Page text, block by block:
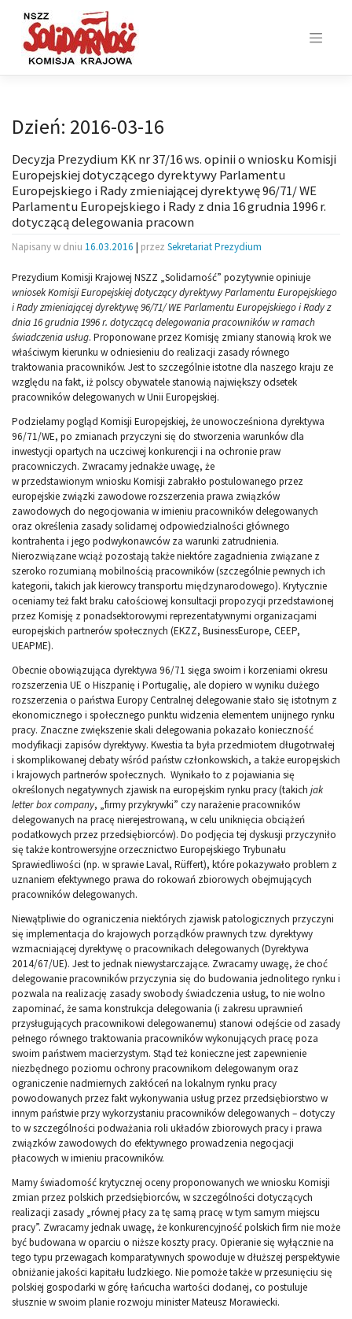
content
Dzień: 2016-03-16
Decyzja Prezydium KK nr 37/16 ws. opinii o wniosku Komisji
Europejskiej dotyczącego dyrektywy Parlamentu
Europejskiego i Rady zmieniającej dyrektywę 96/71/ WE
Parlamentu Europejskiego i Rady z dnia 16 grudnia 1996 r.
dotyczącą delegowania pracown
Napisany w dniu 16.03.2016 | przez Sekretariat Prezydium
Prezydium Komisji Krajowej NSZZ „Solidarność” pozytywnie opiniuje
wniosek Komisji Europejskiej dotyczący dyrektywy Parlamentu Europejskiego
i Rady zmieniającej dyrektywę 96/71/ WE Parlamentu Europejskiego i Rady z
dnia 16 grudnia 1996 r. dotyczącą delegowania pracowników w ramach
świadczenia usług. Proponowane przez Komisję zmiany stanowią krok we
właściwym kierunku w odniesieniu do realizacji zasady równego
traktowania pracowników. Jest to szczególnie istotne dla naszego kraju ze
względu na fakt, iż polscy obywatele stanowią największy odsetek
pracowników delegowanych w Unii Europejskiej.
Podzielamy pogląd Komisji Europejskiej, że unowocześniona dyrektywa
96/71/WE, po zmianach przyczyni się do stworzenia warunków dla
inwestycji opartych na uczciwej konkurencji i na ochronie praw
pracowniczych. Zwracamy jednakże uwagę, że
w przedstawionym wniosku Komisji zabrakło postulowanego przez
europejskie związki zawodowe rozszerzenia prawa związków
zawodowych do negocjowania w imieniu pracowników delegowanych
oraz określenia zasady solidarnej odpowiedzialności głównego
kontrahenta i jego podwykonawców za warunki zatrudnienia.
Nierozwiązane wciąż pozostają także niektóre zagadnienia związane z
szeroko rozumianą mobilnością pracowników (szczególnie pewnych ich
kategorii, takich jak kierowcy transportu międzynarodowego). Krytycznie
oceniamy też fakt braku całościowej konsultacji propozycji przedstawionej
przez Komisję z ponadsektorowymi reprezentatywnymi organizacjami
europejskich partnerów społecznych (EKZZ, BusinessEurope, CEEP,
UEAPME).
Obecnie obowiązująca dyrektywa 96/71 sięga swoim i korzeniami okresu
rozszerzenia UE o Hiszpanię i Portugalię, ale dopiero w wyniku dużego
rozszerzenia o państwa Europy Centralnej delegowanie stało się istotnym z
ekonomicznego i społecznego punktu widzenia elementem unijnego rynku
pracy. Znaczne zwiększenie skali delegowania pokazało konieczność
modyfikacji zapisów dyrektywy. Kwestia ta była przedmiotem długotrwałej
i skomplikowanej debaty wśród państw członkowskich, a także europejskich
i krajowych partnerów społecznych. Wynikało to z pojawiania się
określonych negatywnych zjawisk na europejskim rynku pracy (takich jak
letter box company, „firmy przykrywki” czy narażenie pracowników
delegowanych na pracę nierejestrowaną, w celu uniknięcia obciążeń
podatkowych przez przedsiębiorców). Do podjęcia tej dyskusji przyczyniło
się także kontrowersyjne orzecznictwo Europejskiego Trybunału
Sprawiedliwości (np. w sprawie Laval, Rüffert), które pokazywało problem z
uznaniem efektywnego prawa do rokowań zbiorowych obejmujących
pracowników delegowanych.
Niewątpliwie do ograniczenia niektórych zjawisk patologicznych przyczyni
się implementacja do krajowych porządków prawnych tzw. dyrektywy
wzmacniającej dyrektywę o pracownikach delegowanych (Dyrektywa
2014/67/UE). Jest to jednak niewystarczające. Zwracamy uwagę, że choć
delegowanie pracowników przyczynia się do budowania jednolitego rynku i
pozwala na realizację zasady swobody świadczenia usług, to nie wolno
zapominać, że sama konstrukcja delegowania (i zakresu uprawnień
przysługujących pracownikowi delegowanemu) stanowi odejście od zasady
pełnego równego traktowania pracowników wykonujących pracę poza
swoim państwem macierzystym. Stąd też konieczne jest zapewnienie
niezbędnego poziomu ochrony pracownikom delegowanym oraz
ograniczenie nadmiernych zakłóceń na lokalnym rynku pracy
powodowanych przez fakt wykonywania usług przez przedsiębiorstwo w
innym państwie przy wykorzystaniu pracowników delegowanych – dotyczy
to w szczególności podważania roli układów zbiorowych pracy i prawa
związków zawodowych do efektywnego prowadzenia negocjacji
płacowych w imieniu pracowników.
Mamy świadomość krytycznej oceny proponowanych we wniosku Komisji
zmian przez polskich przedsiębiorców, w szczególności dotyczących
realizacji zasady „równej płacy za tę samą pracę w tym samym miejscu
pracy”. Zwracamy jednak uwagę, że konkurencyjność polskich firm nie może
być budowana w oparciu o niższe koszty pracy. Opieranie się wyłącznie na
tego typu przewagach komparatywnych spowoduje w dłuższej perspektywie
obniżanie jakości kapitału ludzkiego. Nie pomoże także w przesunięciu się
polskiej gospodarki w górę łańcucha wartości dodanej, co postuluje
słusznie w swoim planie rozwoju minister Mateusz Morawiecki.